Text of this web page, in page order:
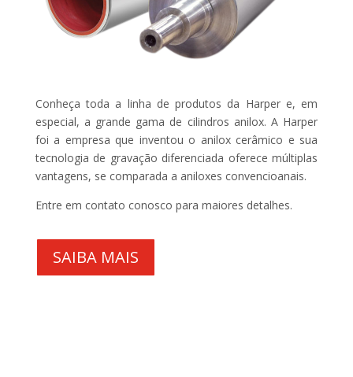
Conheça toda a linha de produtos da Harper e, em
especial, a grande gama de cilindros anilox. A Harper
foi a empresa que inventou o anilox cerâmico e sua
tecnologia de gravação diferenciada oferece múltiplas
vantagens, se comparada a aniloxes convencioanais.
Entre em contato conosco para maiores detalhes.
SAIBA MAIS